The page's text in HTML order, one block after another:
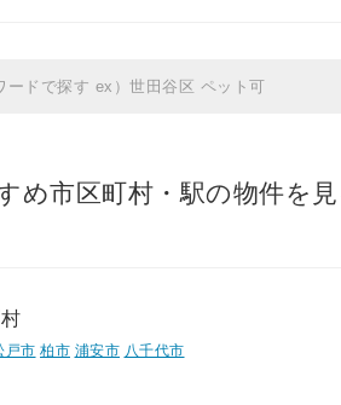
め市区町村・駅の物件を見
戸市 柏市 浦安市 八千代市